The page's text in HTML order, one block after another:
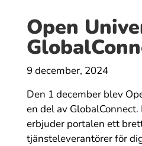
Open
9 december, 2024
Den 1 december blev
en del av
erbjuder portalen ett
tjänsteleverantörer för